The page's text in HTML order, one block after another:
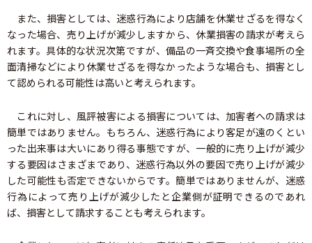
また、損害としては、迷惑行為により店舗を休業せざるを得なく
なった場合、売り上げが減少しますから、休業損害の請求が考えら
れます。具体的な状況次第ですが、備品の一斉交換や食事場所の全
面清掃などにより休業せざるを得なかったような場合も、損害とし
て認められる可能性は高いと考えられます。
これに対し、風評被害による損害については、加害者への請求は
簡単ではありません。もちろん、迷惑行為により客足が遠のくとい
った出来事は大いにあり得る事態ですが、一般的に売り上げが減少
する要因はさまざまであり、迷惑行為以外の要因で売り上げが減少
した可能性も否定できないからです。簡単ではありませんが、迷惑
行為によって売り上げが減少したと企業側が証明できるのであれ
ば、損害として請求することも考えられます。